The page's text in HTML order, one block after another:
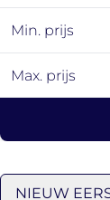
Min. prijs
Max. prijs
NIEUW